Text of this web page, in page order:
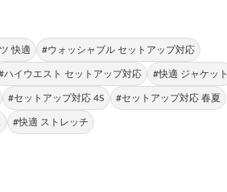
快適 #ウォッシャブル セットアップ対応
ハイウエスト セットアップ対応 #快適 ジャケット
#セットアップ対応 4S #セットアップ対応 春夏
#快適 ストレッチ